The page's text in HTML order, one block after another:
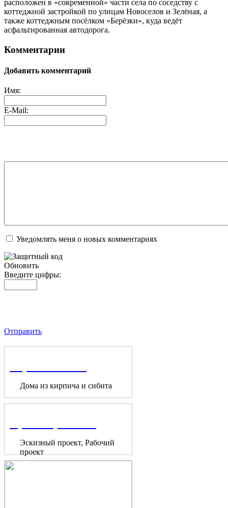
расположен в «современной» части села по соседству с
коттеджной застройкой по улицам Новоселов и Зелёная, а
также коттеджным посёлком «Берёзки», куда ведёт
асфальтированная автодорога.
Комментарии
Добавить комментарий
Имя:
E-Mail:
Уведомлять меня о новых комментариях
Обновить
Введите цифры:
Отправить
Дома из кирпича и сибита
Эскизный проект, Рабочий
проект